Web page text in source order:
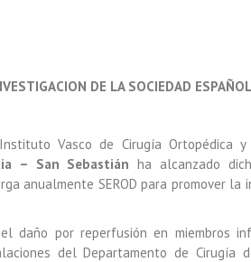
DE LA SOCIEDAD
Vasco de Cirugía Ortopédica y
– San Sebastián ha alcanzado
anualmente SEROD para promover
daño por reperfusión en miembros
del Departamento de Cirugía